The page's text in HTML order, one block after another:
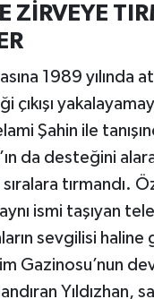
ZİRVEYE
1989 yılında
Şahin ile
da desteğini
tırmandı.
ismi taşıyan
sevgilisi haline
Gazinosu’nun
Yıldızhan,